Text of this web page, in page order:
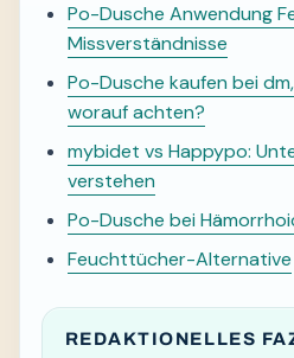
Po-Dusche Anwendung
Missverständnisse
Po-Dusche kaufen bei
worauf achten?
mybidet vs Happypo:
verstehen
Po-Dusche bei
Feuchttücher-Alternative
REDAKTIONELLES